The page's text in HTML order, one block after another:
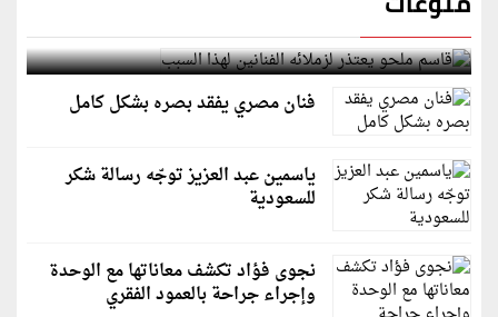
قاسم ملحو يعتذر لزملائه الفنانين لهذا السبب
فنان مصري يفقد بصره بشكل كامل
ياسمين عبد العزيز توجّه رسالة شكر
للسعودية
نجوى فؤاد تكشف معاناتها مع الوحدة
وإجراء جراحة بالعمود الفقري